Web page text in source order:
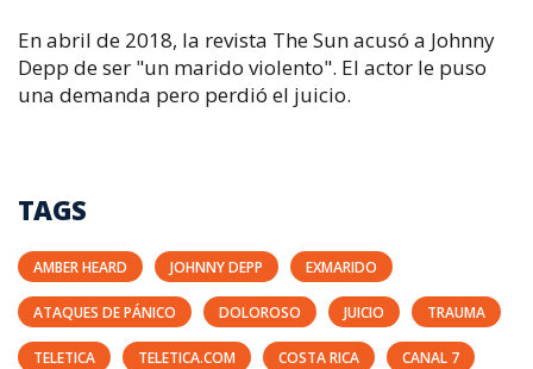
En abril de 2018, la revista The Sun acusó a Johnny
Depp de ser "un marido violento". El actor le puso
una demanda pero perdió el juicio.
TAGS
AMBER HEARD JOHNNY DEPP EXMARIDO
ATAQUES DE PÁNICO DOLOROSO JUICIO TRAUMA
TELETICA TELETICA.COM COSTA RICA CANAL 7